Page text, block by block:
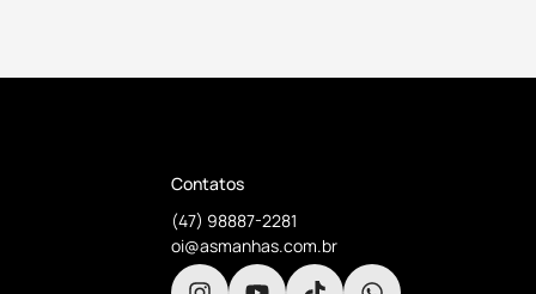
Contatos
(47) 98887-2281
oi@asmanhas.com.br